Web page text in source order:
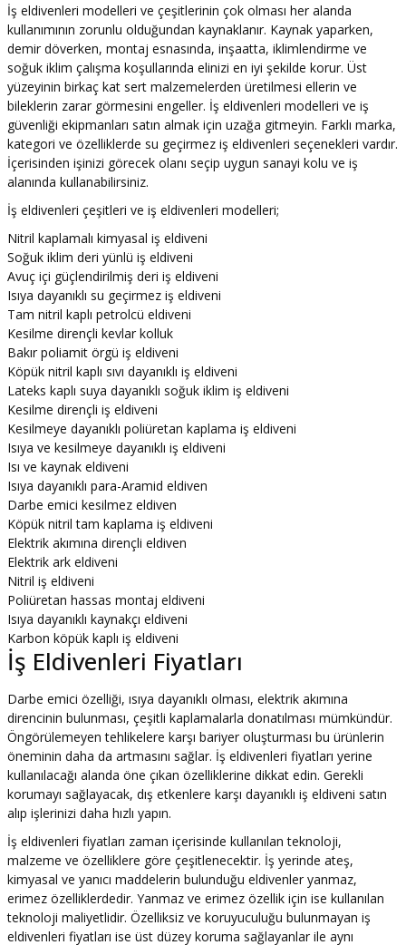
İş eldivenleri modelleri ve çeşitlerinin çok olması her alanda
kullanımının zorunlu olduğundan kaynaklanır. Kaynak yaparken,
demir döverken, montaj esnasında, inşaatta, iklimlendirme ve
soğuk iklim çalışma koşullarında elinizi en iyi şekilde korur. Üst
yüzeyinin birkaç kat sert malzemelerden üretilmesi ellerin ve
bileklerin zarar görmesini engeller. İş eldivenleri modelleri ve iş
güvenliği ekipmanları satın almak için uzağa gitmeyin. Farklı marka,
kategori ve özelliklerde su geçirmez iş eldivenleri seçenekleri vardır.
İçerisinden işinizi görecek olanı seçip uygun sanayi kolu ve iş
alanında kullanabilirsiniz.
İş eldivenleri çeşitleri ve iş eldivenleri modelleri;
Nitril kaplamalı kimyasal iş eldiveni
Soğuk iklim deri yünlü iş eldiveni
Avuç içi güçlendirilmiş deri iş eldiveni
Isıya dayanıklı su geçirmez iş eldiveni
Tam nitril kaplı petrolcü eldiveni
Kesilme dirençli kevlar kolluk
Bakır poliamit örgü iş eldiveni
Köpük nitril kaplı sıvı dayanıklı iş eldiveni
Lateks kaplı suya dayanıklı soğuk iklim iş eldiveni
Kesilme dirençli iş eldiveni
Kesilmeye dayanıklı poliüretan kaplama iş eldiveni
Isıya ve kesilmeye dayanıklı iş eldiveni
Isı ve kaynak eldiveni
Isıya dayanıklı para-Aramid eldiven
Darbe emici kesilmez eldiven
Köpük nitril tam kaplama iş eldiveni
Elektrik akımına dirençli eldiven
Elektrik ark eldiveni
Nitril iş eldiveni
Poliüretan hassas montaj eldiveni
Isıya dayanıklı kaynakçı eldiveni
Karbon köpük kaplı iş eldiveni
İş Eldivenleri Fiyatları
Darbe emici özelliği, ısıya dayanıklı olması, elektrik akımına
direncinin bulunması, çeşitli kaplamalarla donatılması mümkündür.
Öngörülemeyen tehlikelere karşı bariyer oluşturması bu ürünlerin
öneminin daha da artmasını sağlar. İş eldivenleri fiyatları yerine
kullanılacağı alanda öne çıkan özelliklerine dikkat edin. Gerekli
korumayı sağlayacak, dış etkenlere karşı dayanıklı iş eldiveni satın
alıp işlerinizi daha hızlı yapın.
İş eldivenleri fiyatları zaman içerisinde kullanılan teknoloji,
malzeme ve özelliklere göre çeşitlenecektir. İş yerinde ateş,
kimyasal ve yanıcı maddelerin bulunduğu eldivenler yanmaz,
erimez özelliklerdedir. Yanmaz ve erimez özellik için ise kullanılan
teknoloji maliyetlidir. Özelliksiz ve koruyuculuğu bulunmayan iş
eldivenleri fiyatları ise üst düzey koruma sağlayanlar ile aynı